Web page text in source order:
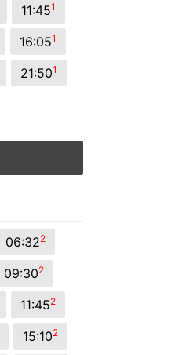
11:451
16:051
21:501
06:322
09:302
11:452
15:102